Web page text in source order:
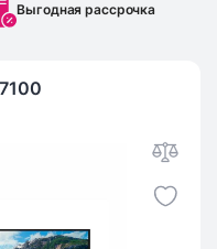
Выгодная рассрочка